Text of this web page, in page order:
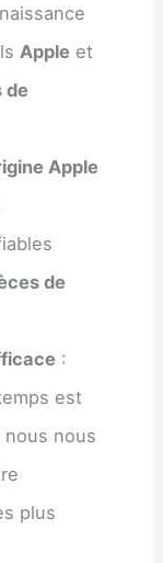
Apple et
de
Apple
de
:
est
nous nous
plus